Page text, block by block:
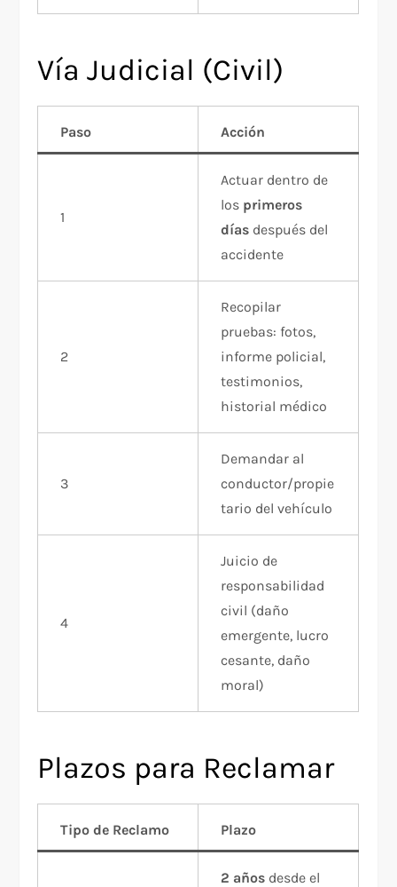
Vía Judicial (Civil)
Paso Acción
1
Actuar dentro de
los primeros
días después del
accidente
2
Recopilar
pruebas: fotos,
informe policial,
testimonios,
historial médico
3
Demandar al
conductor/propie
tario del vehículo
4
Juicio de
responsabilidad
civil (daño
emergente, lucro
cesante, daño
moral)
Plazos para Reclamar
Tipo de Reclamo Plazo
2 años desde el